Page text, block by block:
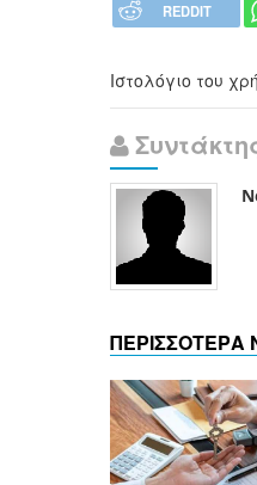
REDDIT
Ιστολόγιο του
ΠΕΡΙΣΣΟΤΕΡΑ